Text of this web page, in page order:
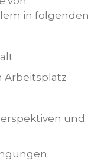
in folgenden
Arbeitsplatz
und